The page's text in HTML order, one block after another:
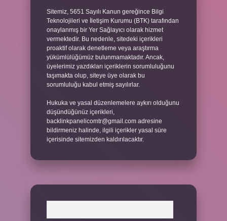
Sitemiz, 5651 Sayılı Kanun gereğince Bilgi
Teknolojileri ve İletişim Kurumu (BTK) tarafından
onaylanmış bir Yer Sağlayıcı olarak hizmet
vermektedir. Bu nedenle, sitedeki içerikleri
proaktif olarak denetleme veya araştırma
yükümlülüğümüz bulunmamaktadır. Ancak,
üyelerimiz yazdıkları içeriklerin sorumluluğunu
taşımakta olup, siteye üye olarak bu
sorumluluğu kabul etmiş sayılırlar.
Hukuka ve yasal düzenlemelere aykırı olduğunu
düşündüğünüz içerikleri,
backlinkpanelicomtr@gmail.com adresine
bildirmeniz halinde, ilgili içerikler yasal süre
içerisinde sitemizden kaldırılacaktır.